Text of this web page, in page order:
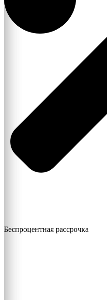
Беспроцентная рассрочка